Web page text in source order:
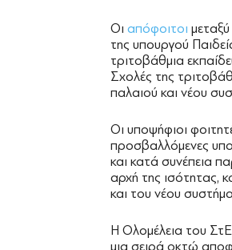
Οι απόφοιτοι
της υπουργού
τριτοβάθμια
Σχολές της
παλαιού και νέου
Οι υποψήφιοι
προσβαλλόμενες
και κατά συνέπεια
αρχή της ισότητας,
και του νέου
Η Ολομέλεια του
μια σειρά οκτώ